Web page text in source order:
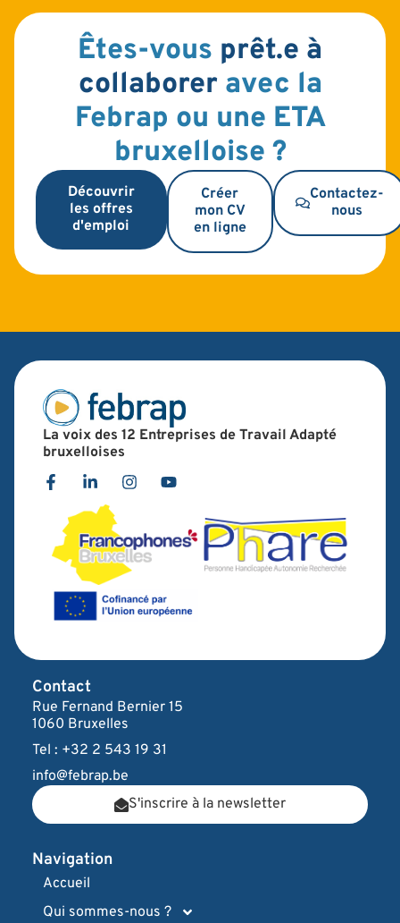
Êtes-vous prêt.e à
collaborer avec la
Febrap ou une ETA
bruxelloise ?
Découvrir
les offres
d'emploi
Créer
mon CV
en ligne
Contactez-
nous
La voix des 12 Entreprises de Travail Adapté
bruxelloises
Navigation
Accueil
Qui sommes-nous ?
Contact
Rue Fernand Bernier 15
1060 Bruxelles
Tel : +32 2 543 19 31
info@febrap.be
S'inscrire à la newsletter